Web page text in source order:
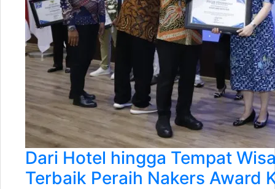
Dari Hotel hingga Tempat
Terbaik Peraih Nakers Award